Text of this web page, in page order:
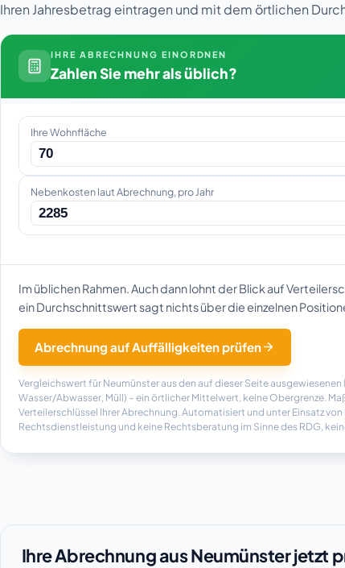
Ihren Jahresbetrag eintragen und mit dem örtlichen
IHRE ABRECHNUNG EINORDNEN
Zahlen Sie mehr als üblich?
Ihre Wohnfläche
Nebenkosten laut Abrechnung, pro Jahr
Im üblichen Rahmen. Auch dann lohnt der Blick auf
ein Durchschnittswert sagt nichts über die einzelnen
Abrechnung auf Auffälligkeiten prüfen
Vergleichswert für Neumünster aus den auf dieser Seite
Wasser/Abwasser, Müll) – ein örtlicher Mittelwert, keine Obergrenze.
Verteilerschlüssel Ihrer Abrechnung. Automatisiert und unter Einsatz
Rechtsdienstleistung und keine Rechtsberatung im Sinne des RDG,
Ihre Abrechnung aus Neumünster jetzt